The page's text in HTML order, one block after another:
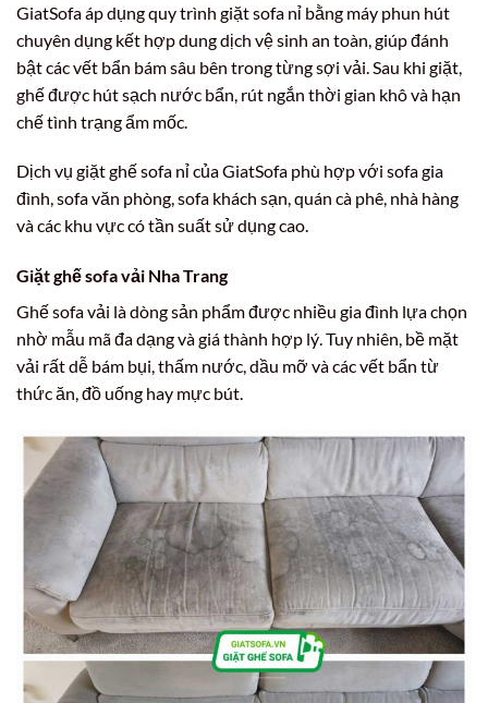
GiatSofa áp dụng quy trình giặt sofa nỉ bằng máy phun hút
chuyên dụng kết hợp dung dịch vệ sinh an toàn, giúp đánh
bật các vết bẩn bám sâu bên trong từng sợi vải. Sau khi giặt,
ghế được hút sạch nước bẩn, rút ngắn thời gian khô và hạn
chế tình trạng ẩm mốc.
Dịch vụ giặt ghế sofa nỉ của GiatSofa phù hợp với sofa gia
đình, sofa văn phòng, sofa khách sạn, quán cà phê, nhà hàng
và các khu vực có tần suất sử dụng cao.
Giặt ghế sofa vải Nha Trang
Ghế sofa vải là dòng sản phẩm được nhiều gia đình lựa chọn
nhờ mẫu mã đa dạng và giá thành hợp lý. Tuy nhiên, bề mặt
vải rất dễ bám bụi, thấm nước, dầu mỡ và các vết bẩn từ
thức ăn, đồ uống hay mực bút.